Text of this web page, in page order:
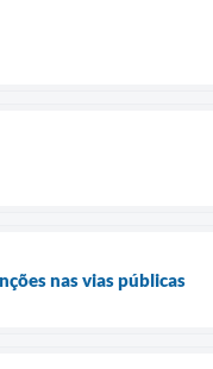
nas vias públicas